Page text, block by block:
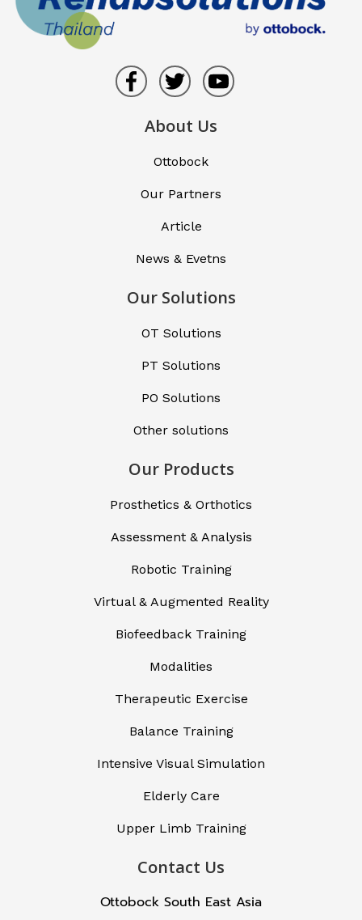
About Us
Ottobock
Our Partners
Article
News & Evetns
Our Solutions
OT Solutions
PT Solutions
PO Solutions
Other solutions
Our Products
Prosthetics & Orthotics
Assessment & Analysis
Robotic Training
Virtual & Augmented Reality
Biofeedback Training
Modalities
Therapeutic Exercise
Balance Training
Intensive Visual Simulation
Elderly Care
Upper Limb Training
Contact Us
Ottobock South East Asia